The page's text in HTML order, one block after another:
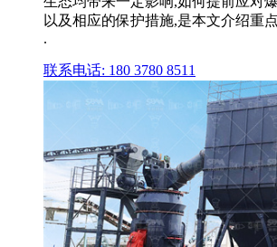
以及相应的保护措施,是本文介绍重
.
联系电话: 180 3780 8511